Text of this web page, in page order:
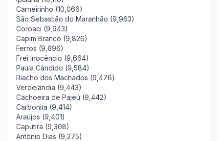
Carneirinho (10,066)
São Sebastião do Maranhão (9,963)
Coroaci (9,943)
Capim Branco (9,826)
Ferros (9,696)
Frei Inocêncio (9,664)
Paula Cândido (9,584)
Riacho dos Machados (9,476)
Verdelândia (9,443)
Cachoeira de Pajeú (9,442)
Carbonita (9,414)
Araújos (9,401)
Caputira (9,308)
Antônio Dias (9,275)